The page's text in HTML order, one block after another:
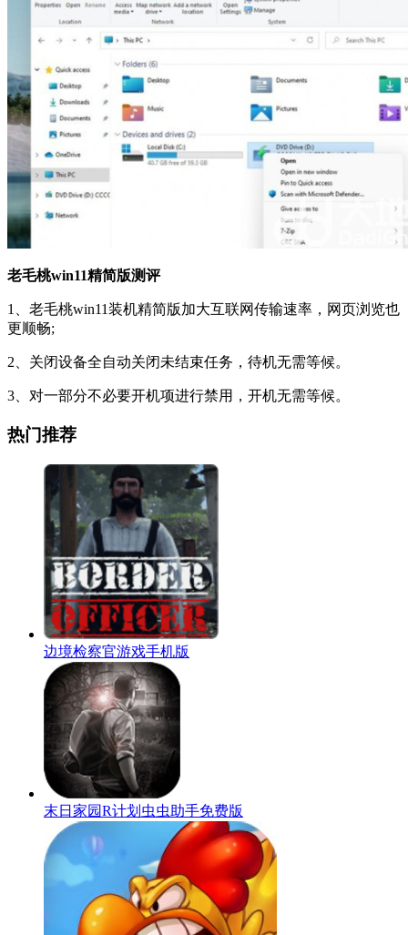
老毛桃win11精简版测评
1、老毛桃win11装机精简版加大互联网传输速率，网页浏览也
更顺畅;
2、关闭设备全自动关闭未结束任务，待机无需等候。
3、对一部分不必要开机项进行禁用，开机无需等候。
热门推荐
边境检察官游戏手机版
末日家园R计划虫虫助手免费版